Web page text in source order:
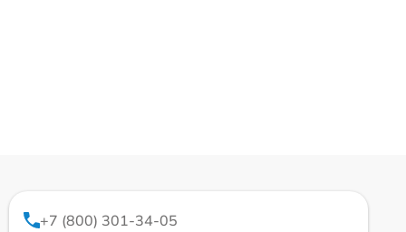
+7 (800) 301-34-05